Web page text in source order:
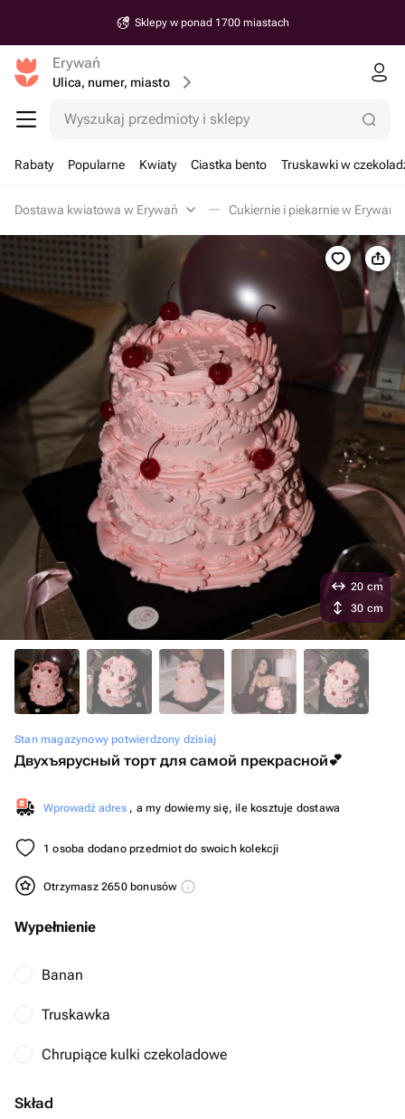
Sklepy w ponad 1700 miastach
Erywań
Ulica, numer, miasto
Wyszukaj przedmioty i sklepy
Rabaty Popularne Kwiaty Ciastka bento Truskawki w
Dostawa kwiatowa w Erywań Cukiernie i piekarnie w Erywań
Stan magazynowy potwierdzony dzisiaj
Двухъярусный торт для самой прекрасной💕
Wprowadź adres , a my dowiemy się, ile kosztuje dostawa
1 osoba dodano przedmiot do swoich kolekcji
Otrzymasz 2650 bonusów
Wypełnienie
Banan
Truskawka
Chrupiące kulki czekoladowe
Skład
20 cm
30 cm